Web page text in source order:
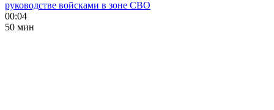
руководстве войсками в зоне СВО
00:04
50 мин